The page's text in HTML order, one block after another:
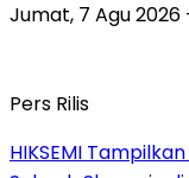
Jumat, 7 Agu 2026
Pers Rilis
HIKSEMI